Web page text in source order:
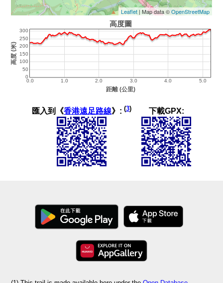
Leaflet| Map data ©OpenStreetMap
匯入到《香港遠足路線》: (3) 下載GPX: